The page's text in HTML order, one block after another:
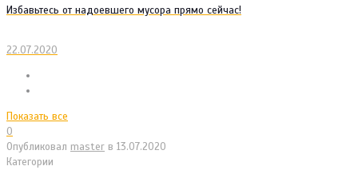
Избавьтесь от надоевшего мусора прямо сейчас!
22.07.2020
Показать все
0
Опубликовал master в 13.07.2020
Категории